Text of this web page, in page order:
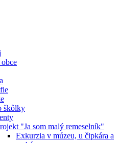
škôlky
"Ja som malý remeselník"
Exkurzia v múzeu, u čipkára a